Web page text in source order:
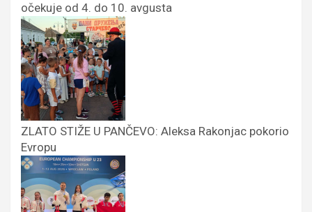
očekuje od 4. do 10. avgusta
ZLATO STIŽE U PANČEVO: Aleksa Rakonjac pokorio
Evropu